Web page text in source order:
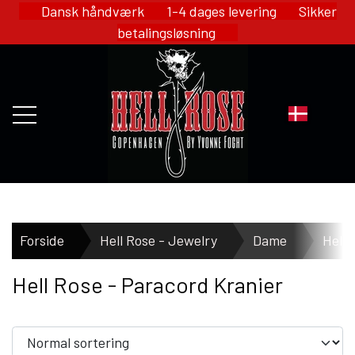
Dansk håndværk 1-4 dages levering Sikker
betalingsløsning
FORSIDE
HELL ROSE - MERCH
Forside Hell Rose - Jewelry Dame Hell
Hell Rose - Paracord Kranier